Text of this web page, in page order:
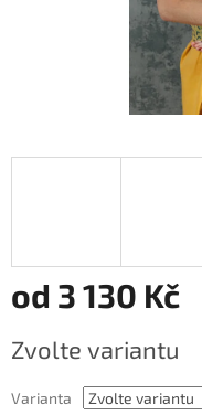
od 3 130 Kč
cena:
Zvolte variantu
Varianta